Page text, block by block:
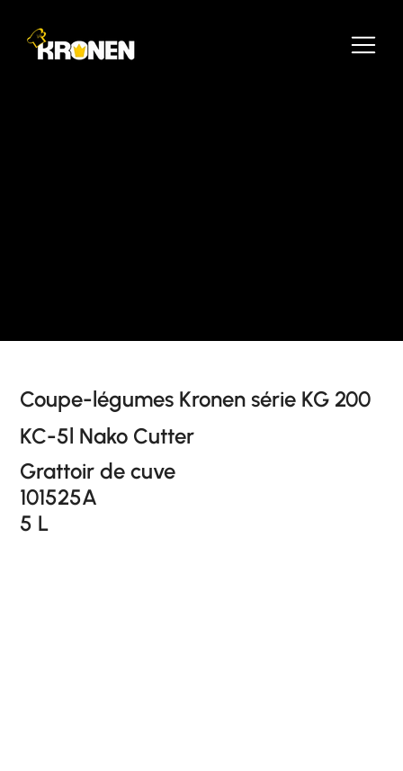
Coupe-légumes Kronen série KG 200
KC-5l Nako Cutter
Grattoir de cuve
101525A
5 L